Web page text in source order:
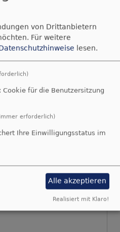
an, so wird euch
– Herrnhuter Brüdergemeine
hier
Inhalt aufgrund Ihrer
nicht sehen.
von Drittanbietern
Für weitere
lesen.
Cookie für die Benutzersitzung
erforderlich)
Ihre Einwilligungsstatus im
Alle akzeptieren
Realisiert mit Klaro!